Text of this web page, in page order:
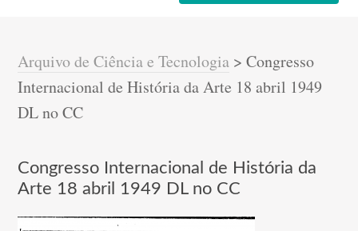
Arquivo de Ciência e Tecnologia >Congresso
Internacional de História da Arte 18 abril 1949
DL no CC
Congresso Internacional de História da
Arte 18 abril 1949 DL no CC